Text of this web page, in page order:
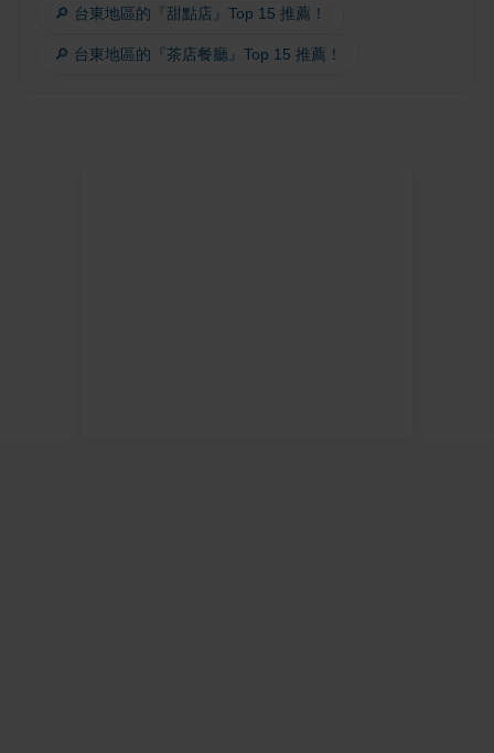
🔎 台東地區的『甜點店』Top 15 推薦！
🔎 台東地區的『茶店餐廳』Top 15 推薦！